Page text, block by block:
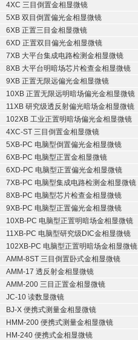
4XC 三目倒置金相显微镜
5XB 双目倒置偏光金相显微镜
6XB 正置三目金相显微镜
6XD 正置双目偏光金相显微镜
7XB 大平台集成电路检测金相显微镜
8XB 大平台明暗场芯片检查金相显微镜
9XB 正置无限远偏光金相显微镜
10XB 正置无限远明暗场偏光金相显微镜
11XB 研究级透反射偏光暗场金相显微镜
102XB 工业正置明暗场偏光金相显微镜
4XC-ST 三目倒置金相显微镜
5XB-PC 电脑型倒置偏光金相显微镜
6XB-PC 电脑型正置金相显微镜
6XD-PC 电脑型正置偏光金相显微镜
7XB-PC 电脑型集成电路检测金相显微镜
8XB-PC 电脑型芯片检查金相显微镜
9XB-PC 电脑型正置偏光金相显微镜
10XB-PC 电脑型正置明暗场金相显微镜
11XB-PC 电脑型研究级DIC金相显微镜
102XB-PC 电脑型正置明暗场金相显微镜
AMM-8ST 三目倒置卧式金相显微镜
AMM-17 透反射金相显微镜
AMM-200 三目正置金相显微镜
JC-10 读数显微镜
BJ-X 便携式测量金相显微镜
HMM-200 便携式测量金相显微镜
HM-240 便携式金相显微镜